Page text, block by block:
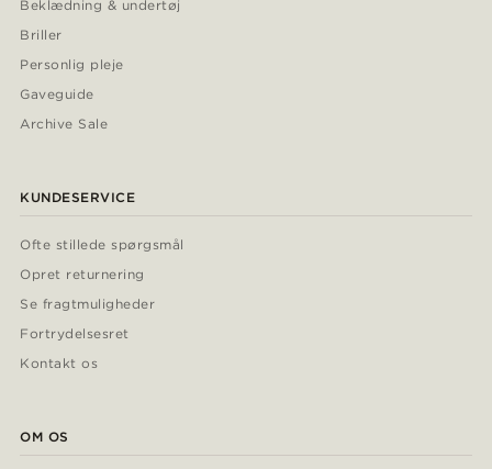
Beklædning & undertøj
Briller
Personlig pleje
Gaveguide
Archive Sale
KUNDESERVICE
Ofte stillede spørgsmål
Opret returnering
Se fragtmuligheder
Fortrydelsesret
Kontakt os
OM OS